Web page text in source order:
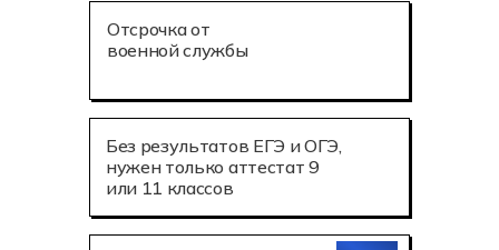
Отсрочка от
военной службы
Без результатов ЕГЭ и ОГЭ,
нужен только аттестат 9
или 11 классов